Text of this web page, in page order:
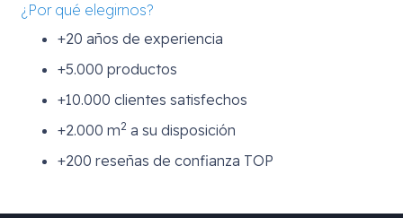
¿Por qué elegirnos?
+20 años de experiencia
+5.000 productos
+10.000 clientes satisfechos
+2.000 m2 a su disposición
+200 reseñas de confianza TOP